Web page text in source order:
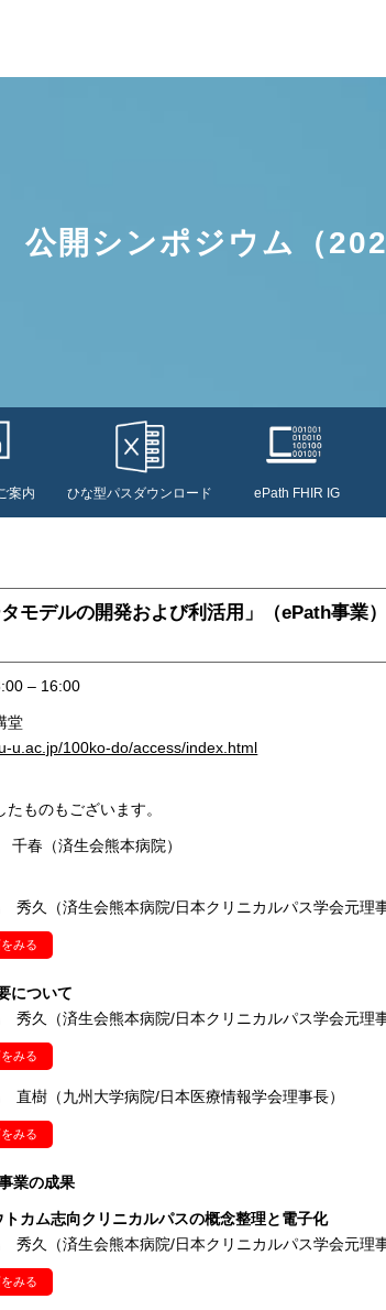
公開シンポジウム （
案内 ひな型パスダウンロード ePath FHIR IG
モデルの開発および利活用」（ePath事業）
– 16:00
堂
u.ac.jp/100ko-do/access/index.html
ものもございます。
春（済生会熊本病院）
久（済生会熊本病院/日本クリニカルパス学会元理事
みる
について
久（済生会熊本病院/日本クリニカルパス学会元理事
みる
直樹（九州大学病院/日本医療情報学会理事長）
みる
業の成果
トカム志向クリニカルパスの概念整理と電子化
久（済生会熊本病院/日本クリニカルパス学会元理事
みる